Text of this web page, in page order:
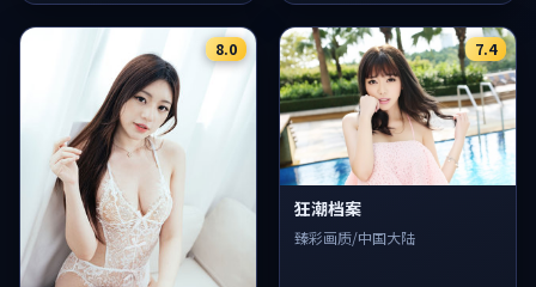
8.0 7.4
狂潮档案
臻彩画质/中国大陆